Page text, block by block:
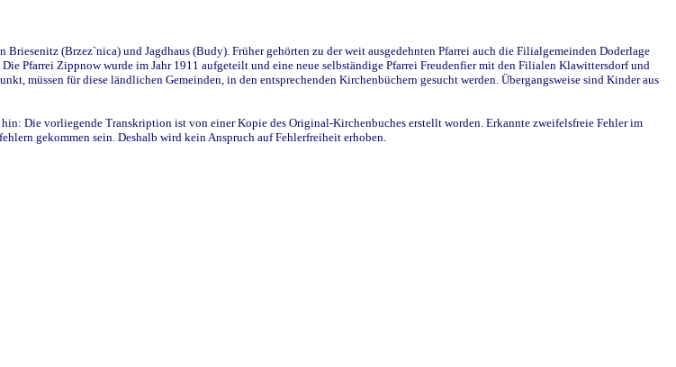
(Brzez`nica) und Jagdhaus (Budy). Früher gehörten zu der weit ausgedehnten Pfarrei auch die Filialgemeinden Doderlage
Pfarrei Zippnow wurde im Jahr 1911 aufgeteilt und eine neue selbständige Pfarrei Freudenfier mit den Filialen Klawittersdorf und
müssen für diese ländlichen Gemeinden, in den entsprechenden Kirchenbüchern gesucht werden. Übergangsweise sind Kinder aus
Die vorliegende Transkription ist von einer Kopie des Original-Kirchenbuches erstellt worden. Erkannte zweifelsfreie Fehler im
gekommen sein. Deshalb wird kein Anspruch auf Fehlerfreiheit erhoben.